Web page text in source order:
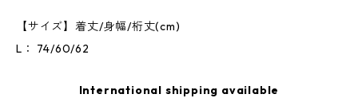
【サイズ】着丈/身幅/桁丈(cm)
L： 74/60/62
International shipping available